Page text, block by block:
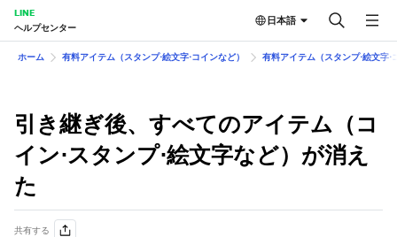
LINE
ヘルプセンター
日本語
ホーム 有料アイテム（スタンプ⋅絵文字⋅コインなど） 有料アイテム（スタンプ⋅絵文字⋅
引き継ぎ後、すべてのアイテム（コ
イン⋅スタンプ⋅絵文字など）が消え
た
共有する